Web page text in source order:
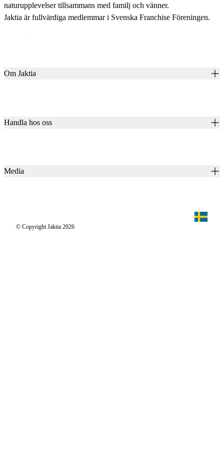
naturupplevelser tillsammans med familj och vänner.
Jaktia är fullvärdiga medlemmar i Svenska Franchise Föreningen.
Om Jaktia
Karriär
Jaktia Brand Guidelines
Handla hos oss
Köpvillkor för företagskunder
Media
Jägaren© Copyright Jaktia 2026